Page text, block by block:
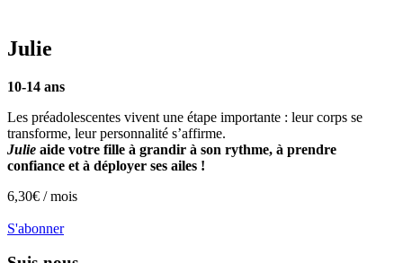
Julie
10-14 ans
Les préadolescentes vivent une étape importante : leur corps se
transforme, leur personnalité s’affirme.
Julie aide votre fille à grandir à son rythme, à prendre
confiance et à déployer ses ailes !
6,30€ /mois
S'abonner